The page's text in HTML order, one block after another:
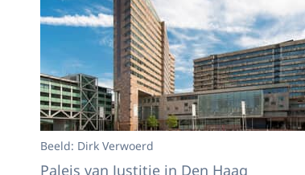
Beeld: Dirk Verwoerd
Paleis van Justitie in Den Haag